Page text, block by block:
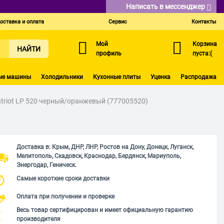
Написать в мессенджер
и оплата Сервис Контакты
НАЙТИ
Мой
профиль
Корзина
пуста:(
машины Холодильники Кухонные плиты Уценка Распродажа
LP 520 черный/оранжевый (777005520)
Доставка в: Крым, ДНР, ЛНР, Ростов на Дону, Донецк, Луганск,
Мелитополь, Скадовск, Краснодар, Бердянск, Мариуполь,
Энергодар, Геническ.
Самые короткие сроки доставки
Оплата при получении и проверке
Весь товар сертифицирован и имеет официальную гарантию
производителя